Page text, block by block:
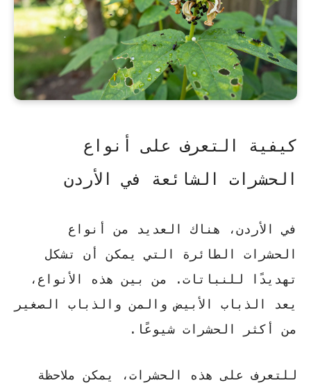
كيفية التعرف على أنواع
الحشرات الشائعة في الأردن
في الأردن، هناك العديد من أنواع
الحشرات الطائرة التي يمكن أن تشكل
تهديدًا للنباتات. من بين هذه الأنواع،
يعد الذباب الأبيض والمن والذباب الصغير
من أكثر الحشرات شيوعًا.
للتعرف على هذه الحشرات، يمكن ملاحظة